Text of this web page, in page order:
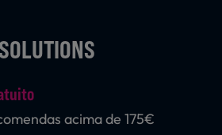
acima de 175€